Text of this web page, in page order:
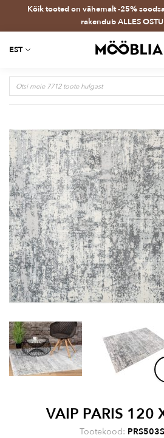
Kõik tooted on vähemalt -25%
rakendub ALLES
EST
VAIP PARIS 120
Tootekood: